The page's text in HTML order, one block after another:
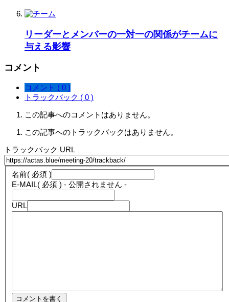
リーダーとメンバーの一対一の関係がチームに
与える影響
コメント
コメント ( 0 )
トラックバック ( 0 )
この記事へのコメントはありません。
この記事へのトラックバックはありません。
トラックバック URL
名前( 必須 )
E-MAIL( 必須 ) - 公開されません -
URL